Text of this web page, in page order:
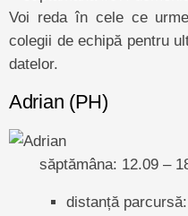
Voi reda în cele ce
colegii de echipă pentru
datelor.
Adrian (PH)
săptămâna: 12.09 –
distanță